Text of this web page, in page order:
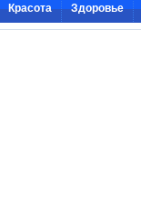
Красота Здоровье